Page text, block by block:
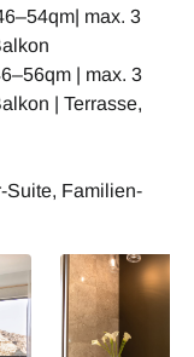
max. 3
| max. 3
| Terrasse,
Suite, Familien-